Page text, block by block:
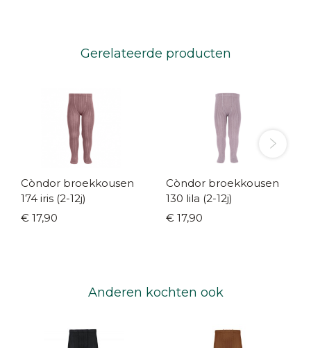
Gerelateerde producten
Còndor broekkousen
174 iris (2-12j)
€ 17,90
Còndor broekkousen
130 lila (2-12j)
€ 17,90
Anderen kochten ook